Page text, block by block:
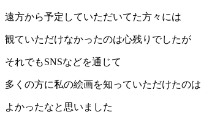
遠方から予定していただいてた方々には
観ていただけなかったのは心残りでしたが
それでもSNSなどを通じて
多くの方に私の絵画を知っていただけたのは
よかったなと思いました